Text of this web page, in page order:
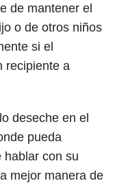
de mantener el
o de otros niños
si el
recipiente a
deseche en el
pueda
hablar con su
mejor manera de